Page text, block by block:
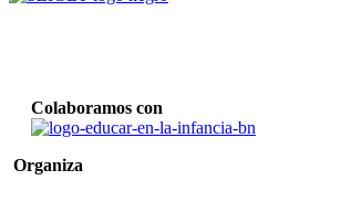
Colaboramos con
Organiza